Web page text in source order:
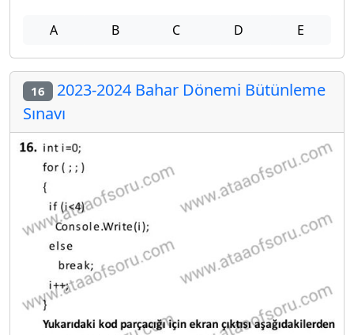
A B C D E
16 2023-2024 Bahar Dönemi Bütünleme
Sınavı